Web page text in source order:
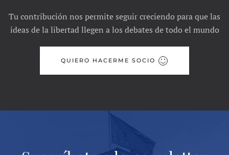
Tu contribución nos permite seguir creciendo para que las
ideas de la libertad llegen a los debates de todo el mundo
QUIERO HACERME SOCIO